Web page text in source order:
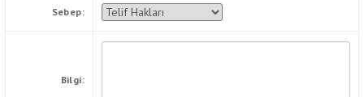
Sebep:
Bilgi: